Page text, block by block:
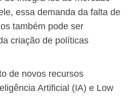
essa demanda da falta de
também pode ser
criação de políticas
de novos recursos
Artificial (IA) e Low